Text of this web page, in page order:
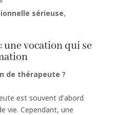
sérieuse,
vocation qui se
de thérapeute ?
est souvent d’abord
vie. Cependant, une